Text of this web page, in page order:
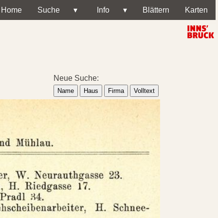
Home Suche ▾ Info ▾ Blättern Karten
Neue Suche:
Name Haus Firma Volltext